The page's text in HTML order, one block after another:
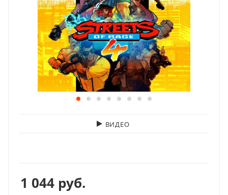
ВИДЕО
1 044 руб.